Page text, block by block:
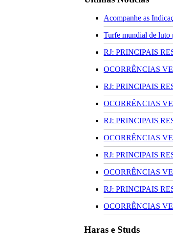
Acompanhe as
Turfe mundial de luto
RJ: PRINCIPAIS
OCORRÊNCIAS
RJ: PRINCIPAIS
OCORRÊNCIAS
RJ: PRINCIPAIS
OCORRÊNCIAS
RJ: PRINCIPAIS
OCORRÊNCIAS
RJ: PRINCIPAIS
OCORRÊNCIAS
Haras e Studs